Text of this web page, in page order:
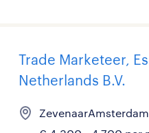
Trade Marketeer,
Netherlands B.V.
ZevenaarAmsterdam